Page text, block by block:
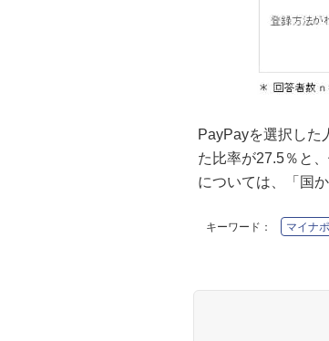
PayPayを選択した
た比率が27.5％と
については、「国
キーワード： マイナ